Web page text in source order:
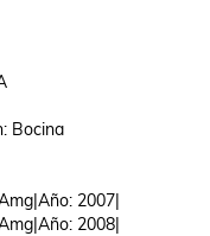
Bocina
2007|
2008|